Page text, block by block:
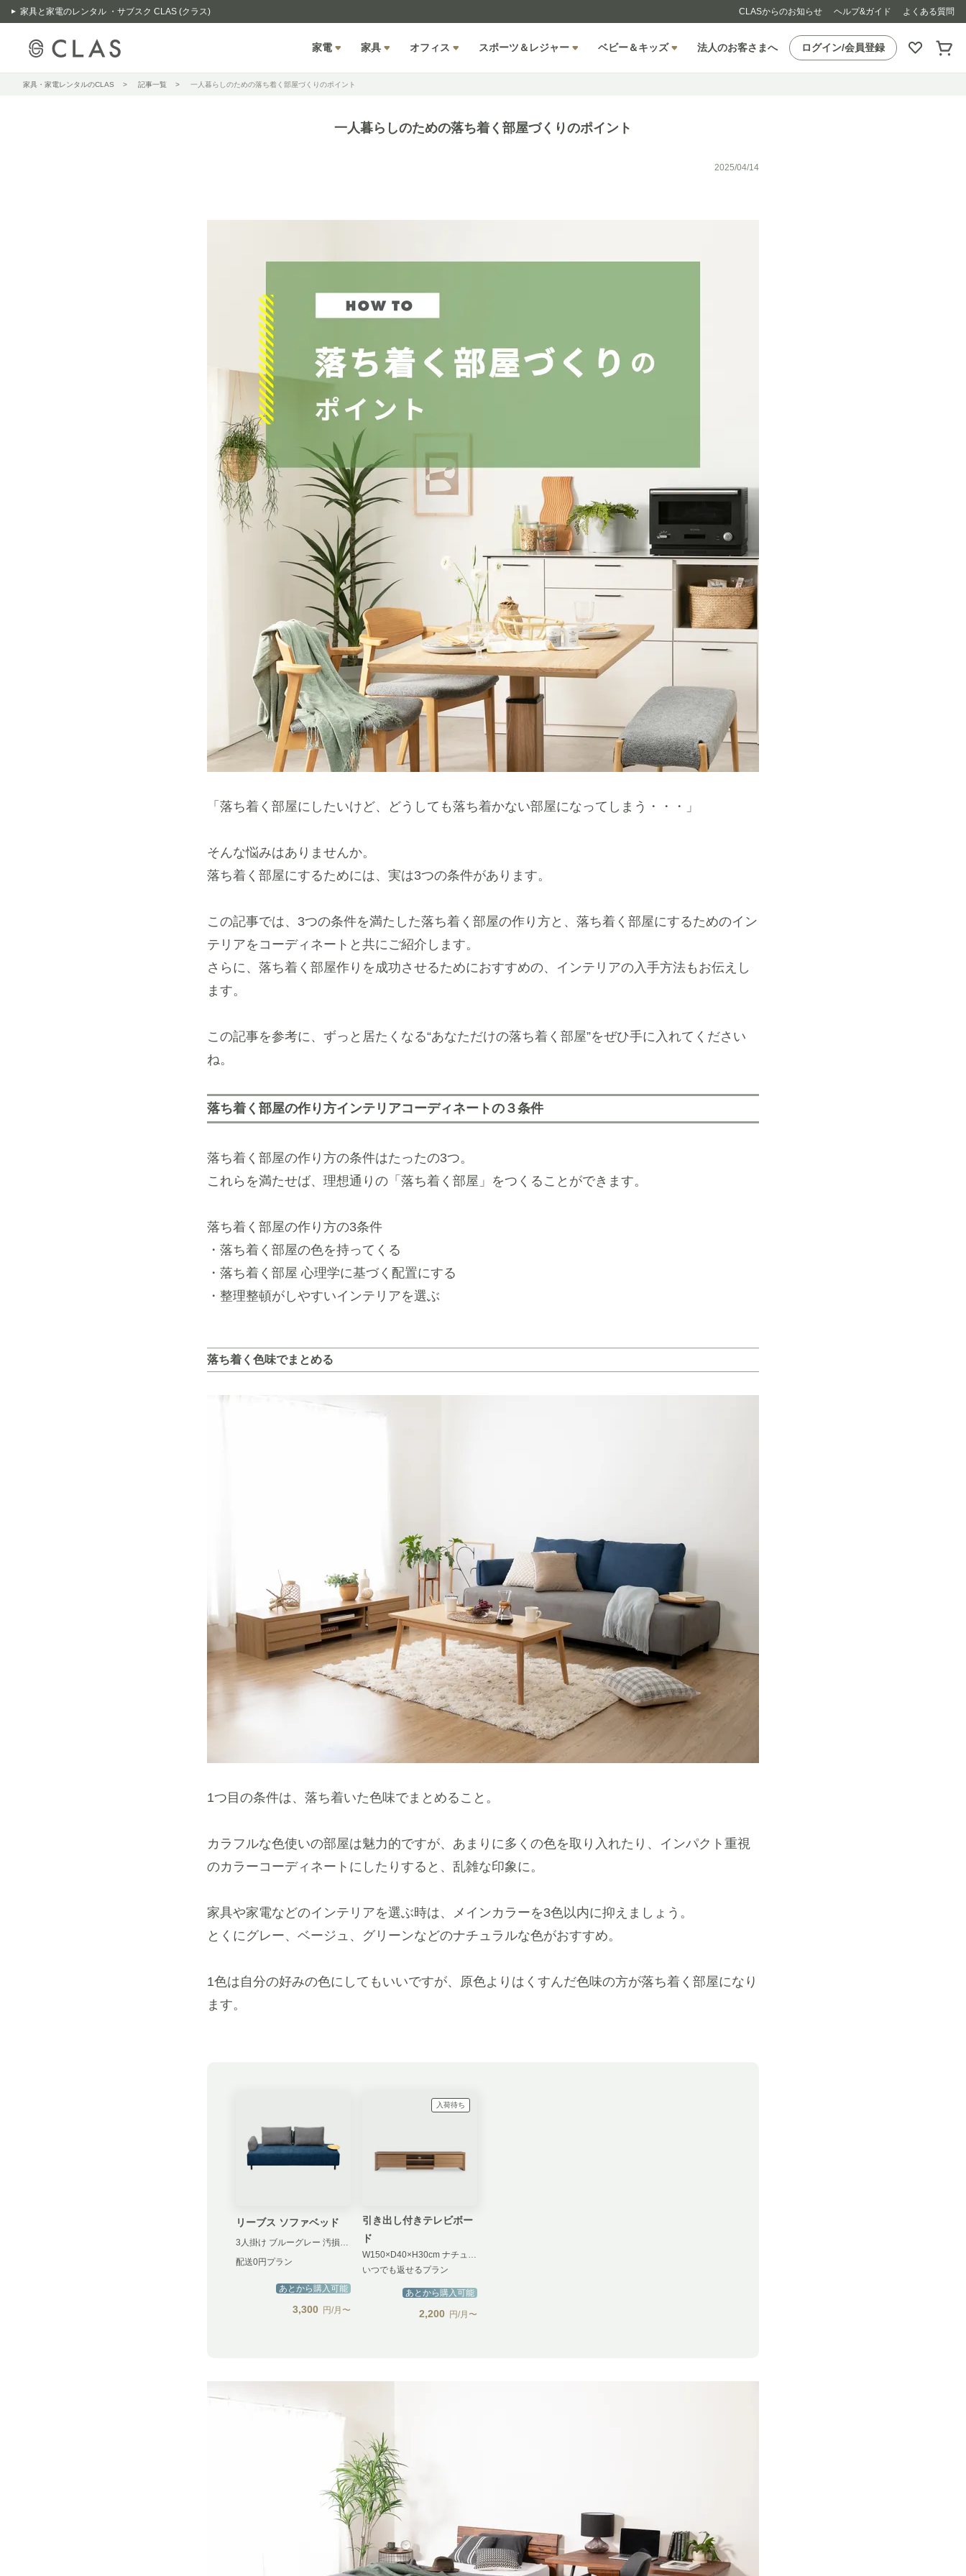
家具と家電のレンタル ・サブスク CLAS (クラス) CLASからのお知らせ ヘルプ&ガイド よくある質問
家電 家具 オフィス スポーツ＆レジャー ベビー＆キッズ 法人のお客さまへ ログイン/会員登録
家具・家電レンタルのCLAS 記事一覧 一人暮らしのための落ち着く部屋づくりのポイント
一人暮らしのための落ち着く部屋づくりのポイント
2025/04/14
「落ち着く部屋にしたいけど、どうしても落ち着かない部屋になってしまう・・・」
そんな悩みはありませんか。
落ち着く部屋にするためには、実は3つの条件があります。
この記事では、3つの条件を満たした落ち着く部屋の作り方と、落ち着く部屋にするためのイン
テリアをコーディネートと共にご紹介します。
さらに、落ち着く部屋作りを成功させるためにおすすめの、インテリアの入手方法もお伝えし
ます。
この記事を参考に、ずっと居たくなる“あなただけの落ち着く部屋”をぜひ手に入れてください
ね。
落ち着く部屋の作り方インテリアコーディネートの３条件
落ち着く部屋の作り方の条件はたったの3つ。
これらを満たせば、理想通りの「落ち着く部屋」をつくることができます。
落ち着く部屋の作り方の3条件
・落ち着く部屋の色を持ってくる
・落ち着く部屋 心理学に基づく配置にする
・整理整頓がしやすいインテリアを選ぶ
落ち着く色味でまとめる
1つ目の条件は、落ち着いた色味でまとめること。
カラフルな色使いの部屋は魅力的ですが、あまりに多くの色を取り入れたり、インパクト重視
のカラーコーディネートにしたりすると、乱雑な印象に。
家具や家電などのインテリアを選ぶ時は、メインカラーを3色以内に抑えましょう。
とくにグレー、ベージュ、グリーンなどのナチュラルな色がおすすめ。
1色は自分の好みの色にしてもいいですが、原色よりはくすんだ色味の方が落ち着く部屋になり
ます。
リーブス ソファベッド
3人掛け ブルーグレー 汚損補償 無し
配送0円プラン
あとから購入可能
3,300 円/月〜
入荷待ち
引き出し付きテレビボー
ド
W150×D40×H30cm ナチュラル
いつでも返せるプラン
あとから購入可能
2,200 円/月〜